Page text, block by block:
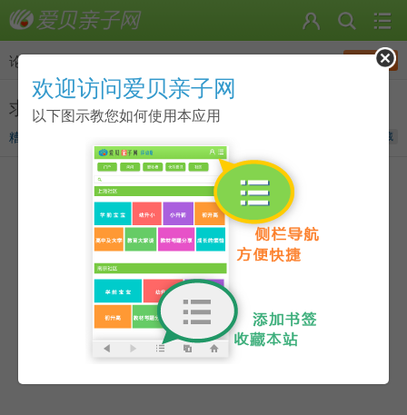
论坛 发帖
求小学生暑假中文书单
收藏
糟糕的鱼qun
欢迎访问爱贝亲子网
以下图示教您如何使用本应用